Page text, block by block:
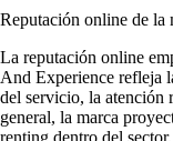
Reputación online de la
La reputación online
And Experience refleja
del servicio, la atención
general, la marca
renting dentro del sector.